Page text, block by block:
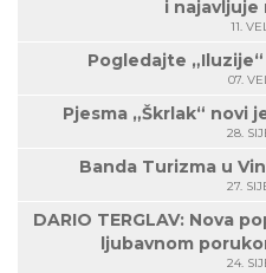
i najavljuje
11.
Pogledajte
07.
Pjesma „Škrlak“ novi
28.
Banda Turizma u
27.
DARIO TERGLAV: Nova
ljubavnom
24.